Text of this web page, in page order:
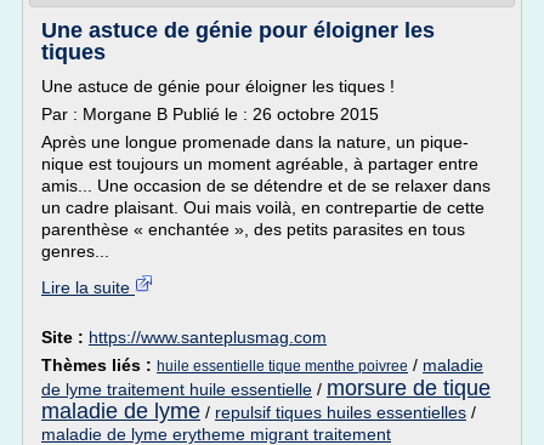
Une astuce de génie pour éloigner les
tiques
Une astuce de génie pour éloigner les tiques !
Par : Morgane B Publié le : 26 octobre 2015
Après une longue promenade dans la nature, un pique-
nique est toujours un moment agréable, à partager entre
amis... Une occasion de se détendre et de se relaxer dans
un cadre plaisant. Oui mais voilà, en contrepartie de cette
parenthèse « enchantée », des petits parasites en tous
genres...
Lire la suite
Site : https://www.santeplusmag.com
Thèmes liés : huile essentielle tique menthe poivree / maladie
de lyme traitement huile essentielle / morsure de tique
maladie de lyme / repulsif tiques huiles essentielles /
maladie de lyme erytheme migrant traitement